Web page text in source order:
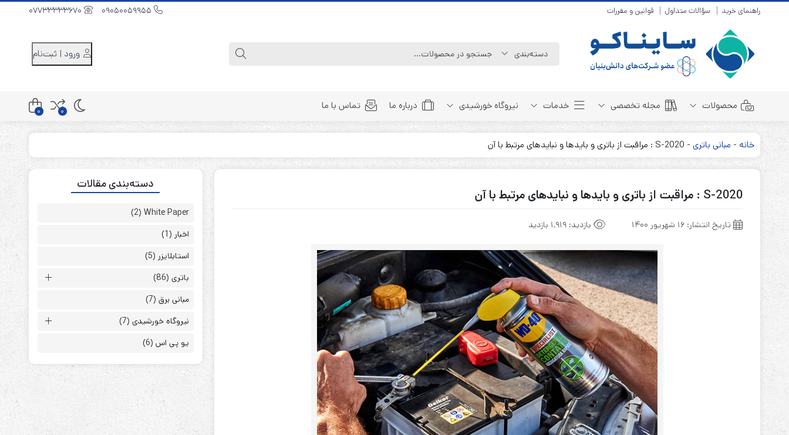
راهنمای خرید سؤالات متداول قوانین و مقررات
ورود | ثبت‌نام
محصولات
باتری سیلد لید اسید
باتری 6 ولت
باتری لیتیوم
Line Interactive (Simulated Sine Wave)
Double Conversion (1:1)
کابینت باتری 48 ولت
رله‌ای
AVR
STB
Prince
سروو موتوری
ZTY
ابزارهای مدیریت یوپی‌اس
مجله تخصصی
مبانی باتری
تست و کنترل
باتری هوشمند
روش های شارژ
روش های تخلیه
خدمات نیروگاه خورشیدی درباره ما تماس با ما
0
0
خانه - مبانی باتری- S-2020 : مراقبت از باتری و بایدها و نبایدهای مرتبط با آن
S-2020 : مراقبت از باتری و بایدها و نبایدهای مرتبط با آن
تاریخ انتشار: ۱۶ شهریور ۱۴۰۰ بازدید: 1,919 بازدید
دسته‌بندی مقالات
White Paper
(2)
اخبار (1)
استابلایزر (5)
باتری(86)
مبانی برق(7)
نیروگاه خورشیدی(7)
یو پی اس(6)